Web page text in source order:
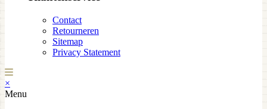
Contact
Retourneren
Sitemap
Privacy Statement
×
Menu